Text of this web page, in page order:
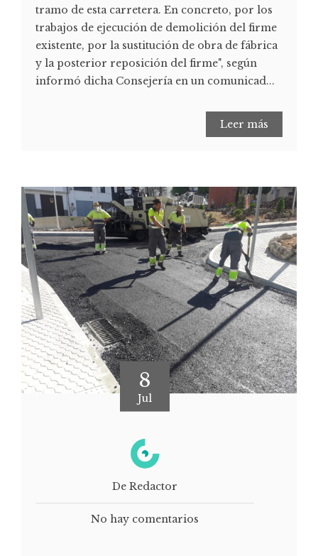
tramo de esta carretera. En concreto, por los
trabajos de ejecución de demolición del firme
existente, por la sustitución de obra de fábrica
y la posterior reposición del firme", según
informó dicha Consejería en un comunicad...
Leer más
8
Jul
De Redactor
No hay comentarios